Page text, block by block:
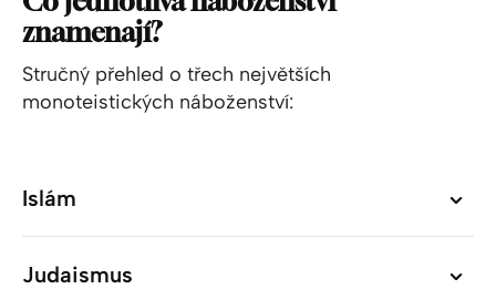
znamenají?
Stručný přehled o třech největších
monoteistických náboženství:
Islám
Judaismus
Islám
Judaismus